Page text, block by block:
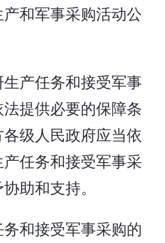
和军事采购活动公
产任务和接受军事
提供必要的保障条
级人民政府应当依
任务和接受军事采
助和支持。
和接受军事采购的